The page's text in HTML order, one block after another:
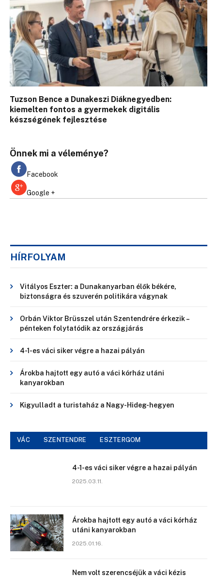
Tuzson Bence a Dunakeszi Diáknegyedben:
kiemelten fontos a gyermekek digitális
készségének fejlesztése
Önnek mi a véleménye?
Facebook
Google +
HÍRFOLYAM
Vitályos Eszter: a Dunakanyarban élők békére,
biztonságra és szuverén politikára vágynak
Orbán Viktor Brüsszel után Szentendrére érkezik –
pénteken folytatódik az országjárás
4-1-es váci siker végre a hazai pályán
Árokba hajtott egy autó a váci kórház utáni
kanyarokban
Kigyulladt a turistaház a Nagy-Hideg-hegyen
VÁC SZENTENDRE ESZTERGOM
4-1-es váci siker végre a hazai pályán
2025.03.11.
Árokba hajtott egy autó a váci kórház
utáni kanyarokban
2025.01.16.
Nem volt szerencséjük a váci kézis